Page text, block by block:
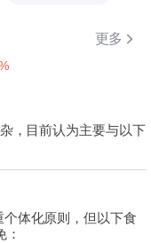
更多
目前认为主要与以下
体化原则，但以下食